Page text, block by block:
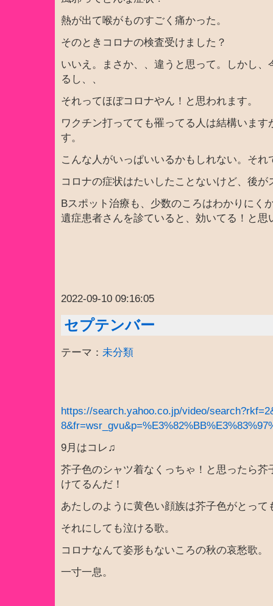
熱が出て喉がものすごく痛かった。
そのときコロナの検査受けました？
いいえ。まさか、、違うと思って。しかし
るし、、
それってほぼコロナやん！と思われます。
ワクチン打ってても罹ってる人は結構いま
す。
こんな人がいっぱいいるかもしれない。そ
コロナの症状はたいしたことないけど、後
Bスポット治療も、少数のころはわかりにく
遺症患者さんを診ていると、効いてる！と思
2022-09-10 09:16:05
セプテンバー
テーマ： 未分類
https://search.yahoo.co.jp/video/
9月はコレ♫
芥子色のシャツ着なくっちゃ！と思ったら
けてるんだ！
あたしのように黄色い顔族は芥子色がとっ
それにしても泣ける歌。
コロナなんて姿形もないころの秋の哀愁歌。
一寸一息。